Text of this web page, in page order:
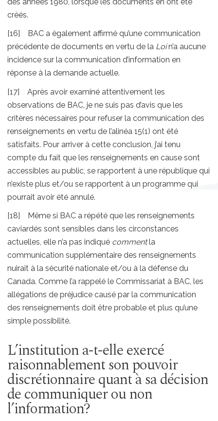
créés.
[16] BAC a également affirmé qu’une communication
précédente de documents en vertu de la Loin’a aucune
incidence sur la communication d’information en
réponse à la demande actuelle.
[17] Après avoir examiné attentivement les
observations de BAC, je ne suis pas d’avis que les
critères nécessaires pour refuser la communication des
renseignements en vertu de l’alinéa 15(1) ont été
satisfaits. Pour arriver à cette conclusion, j’ai tenu
compte du fait que les renseignements en cause sont
accessibles au public, se rapportent à une république qui
n’existe plus et/ou se rapportent à un programme qui
pourrait avoir été annulé.
[18] Même si BAC a répété que les renseignements
caviardés sont sensibles dans les circonstances
actuelles, elle n’a pas indiqué commentla
communication supplémentaire des renseignements
nuirait à la sécurité nationale et/ou à la défense du
Canada. Comme l’a rappelé le Commissariat à BAC, les
allégations de préjudice causé par la communication
des renseignements doit être probable et plus qu’une
simple possibilité.
L’institution a-t-elle exercé
raisonnablement son pouvoir
discrétionnaire quant à sa décision
de communiquer ou non
l’information?